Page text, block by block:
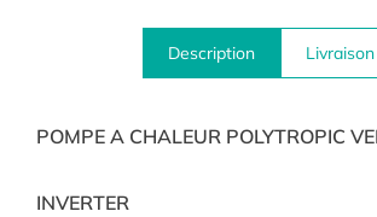
Description Livraison
POMPE A CHALEUR POLYTROPIC
INVERTER